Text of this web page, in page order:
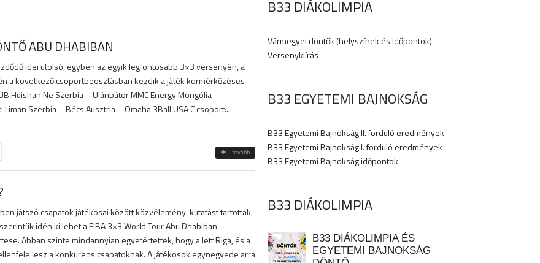
ABU DHABIBAN
idei utolsó, egyben az egyik legfontosabb 3×3 versenyén, a
a következő csoportbeosztásban kezdik a játék körmérkőzéses
Huishan Ne Szerbia – Ulánbátor MMC Energy Mongólia –
Szerbia – Bécs Ausztria – Omaha 3Ball USA C csoport:...
tovább
játszó csapatok játékosai között közvélemény-kutatást tartottak.
idén ki lehet a FIBA 3×3 World Tour Abu Dhabiban
Abban szinte mindannyian egyetértettek, hogy a lett Riga, és a
lesz a konkurens csapatoknak. A játékosok egynegyede arra
B33 DIÁKOLIMPIA
Vármegyei döntők (helyszínek és időpontok)
Versenykiírás
B33 EGYETEMI BAJNOKSÁG
B33 Egyetemi Bajnokság II. forduló eredmények
B33 Egyetemi Bajnokság I. forduló eredmények
B33 Egyetemi Bajnokság időpontok
B33 DIÁKOLIMPIA
B33 DIÁKOLIMPIA ÉS
EGYETEMI BAJNOKSÁG